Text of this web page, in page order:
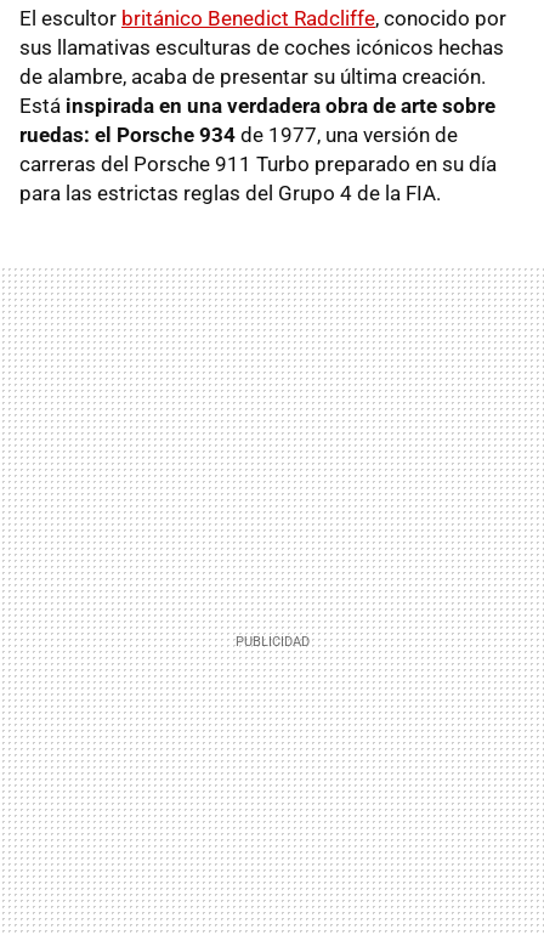
El escultor británico Benedict Radcliffe, conocido por
sus llamativas esculturas de coches icónicos hechas
de alambre, acaba de presentar su última creación.
Está inspirada en una verdadera obra de arte sobre
ruedas: el Porsche 934 de 1977, una versión de
carreras del Porsche 911 Turbo preparado en su día
para las estrictas reglas del Grupo 4 de la FIA.